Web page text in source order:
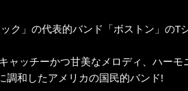
」の代表的バンド「ボストン」のT
ッチーかつ甘美なメロディ、ハーモ
調和したアメリカの国民的バンド!